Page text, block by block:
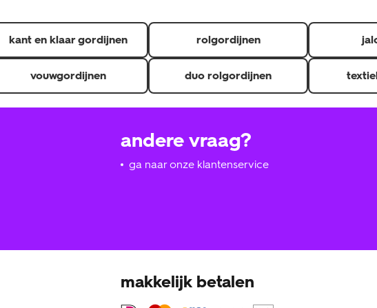
kant en klaar gordijnen rolgordijnen
vouwgordijnen duo rolgordijnen
andere vraag?
ga naar onze klantenservice
makkelijk betalen